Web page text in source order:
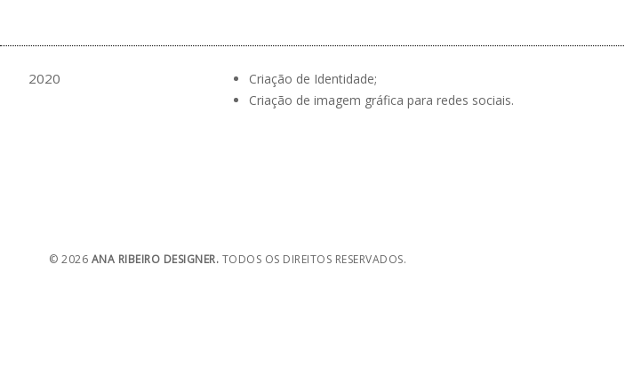
2020
Criação de Identidade;
Criação de imagem gráfica para redes sociais.
© 2026 ANA RIBEIRO DESIGNER. TODOS OS DIREITOS RESERVADOS.